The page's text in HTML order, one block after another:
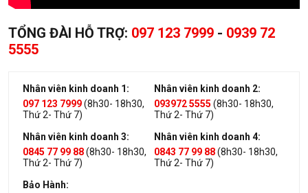
TỔNG ĐÀI HỖ TRỢ: 097 123 7999 - 0939 72
5555
Nhân viên kinh doanh 1:
097 123 7999(8h30- 18h30,
Thứ 2- Thứ 7)
Nhân viên kinh doanh 2:
093972 5555 (8h30- 18h30,
Thứ 2- Thứ 7)
Nhân viên kinh doanh 3:
0845 77 99 88(8h30- 18h30,
Thứ 2- Thứ 7)
Nhân viên kinh doanh 4:
0843 77 99 88(8h30- 18h30,
Thứ 2- Thứ 7)
Bảo Hành: